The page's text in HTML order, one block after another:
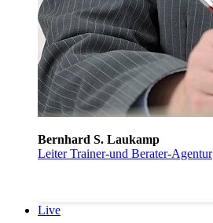
Bernhard S. Laukamp
Leiter Trainer-und Berater-Agentur
Live